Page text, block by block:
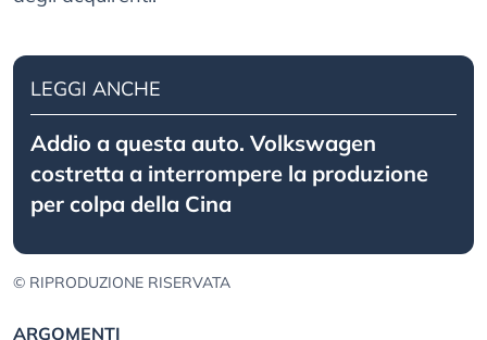
LEGGI ANCHE
Addio a questa auto. Volkswagen
costretta a interrompere la produzione
per colpa della Cina
© RIPRODUZIONE RISERVATA
ARGOMENTI